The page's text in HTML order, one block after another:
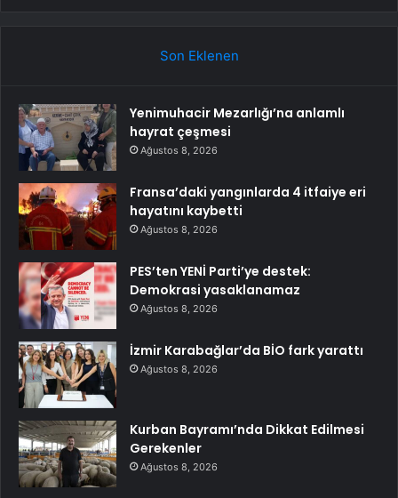
Son Eklenen
Yenimuhacir Mezarlığı’na anlamlı
hayrat çeşmesi
Ağustos 8, 2026
Fransa’daki yangınlarda 4 itfaiye eri
hayatını kaybetti
Ağustos 8, 2026
PES’ten YENİ Parti’ye destek:
Demokrasi yasaklanamaz
Ağustos 8, 2026
İzmir Karabağlar’da BİO fark yarattı
Ağustos 8, 2026
Kurban Bayramı’nda Dikkat Edilmesi
Gerekenler
Ağustos 8, 2026